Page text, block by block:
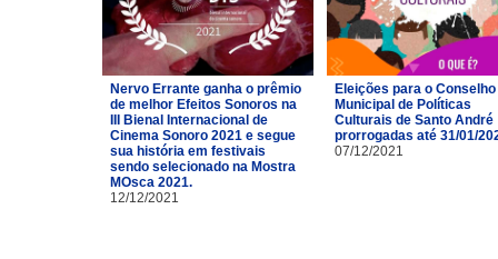
Nervo Errante ganha o prêmio
de melhor Efeitos Sonoros na
III Bienal Internacional de
Cinema Sonoro 2021 e segue
sua história em festivais
sendo selecionado na Mostra
MOsca 2021.
12/12/2021
Eleições para o Conselho
Municipal de Políticas
Culturais de Santo André
prorrogadas até 31/01/
07/12/2021